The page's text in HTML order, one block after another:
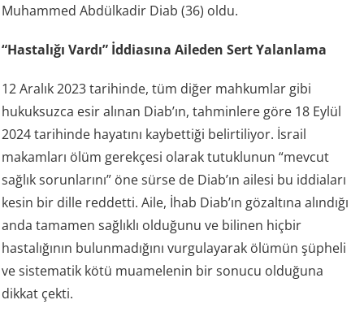
Muhammed Abdülkadir Diab (36) oldu.
“Hastalığı Vardı” İddiasına Aileden Sert Yalanlama
12 Aralık 2023 tarihinde, tüm diğer mahkumlar gibi
hukuksuzca esir alınan Diab’ın, tahminlere göre 18 Eylül
2024 tarihinde hayatını kaybettiği belirtiliyor. İsrail
makamları ölüm gerekçesi olarak tutuklunun “mevcut
sağlık sorunlarını” öne sürse de Diab’ın ailesi bu iddiaları
kesin bir dille reddetti. Aile, İhab Diab’ın gözaltına alındığı
anda tamamen sağlıklı olduğunu ve bilinen hiçbir
hastalığının bulunmadığını vurgulayarak ölümün şüpheli
ve sistematik kötü muamelenin bir sonucu olduğuna
dikkat çekti.